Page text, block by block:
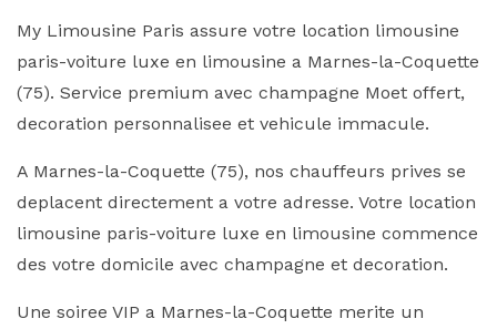
My Limousine Paris assure votre location limousine
paris-voiture luxe en limousine a Marnes-la-Coquette
(75). Service premium avec champagne Moet offert,
decoration personnalisee et vehicule immacule.
A Marnes-la-Coquette (75), nos chauffeurs prives se
deplacent directement a votre adresse. Votre location
limousine paris-voiture luxe en limousine commence
des votre domicile avec champagne et decoration.
Une soiree VIP a Marnes-la-Coquette merite un